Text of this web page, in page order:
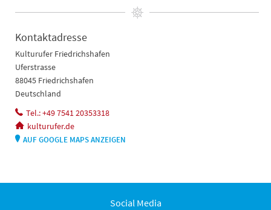
Kontaktadresse
Kulturufer Friedrichshafen
Uferstrasse
88045 Friedrichshafen
Deutschland
Tel.: +49 7541 20353318
kulturufer.de
AUF GOOGLE MAPS ANZEIGEN
Social Media